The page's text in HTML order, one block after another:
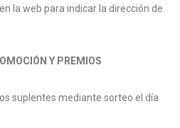
la web para indicar la dirección de
Y PREMIOS
suplentes mediante sorteo el día